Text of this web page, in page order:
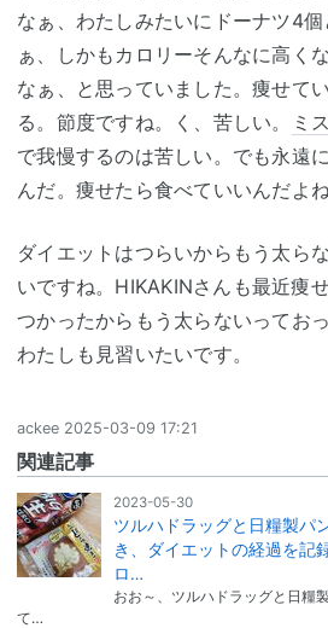
なぁ、わたしみたいにドーナツ4
ぁ、しかもカロリーそんなに高く
なぁ、と思っていました。痩せて
る。節度ですね。く、苦しい。
ミ
で我慢するのは苦しい。でも永遠
んだ。痩せたら食べていいんだよ
ダイエットはつらいからもう太ら
いですね。HIKAKINさんも最近痩
つかったからもう太らないってお
わたしも見習いたいです。
ackee 2025-03-09 17:21
関連記事
2023-05-30
ツルハドラッグと日糧製パ
き、ダイエットの経過を記
ロ…
おお～、ツルハドラッグと日糧
て…